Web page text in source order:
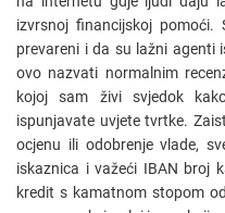
izvrsnoj financijskoj
prevareni i da su lažni agenti
ovo nazvati normalnim
kojoj sam živi svjedok
ispunjavate uvjete tvrtke.
ocjenu ili odobrenje vlade,
iskaznica i važeći IBAN broj
kredit s kamatnom stopom